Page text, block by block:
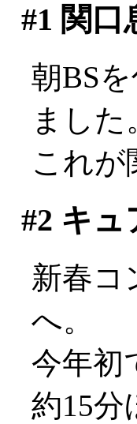
#1 関口
朝BS
ました
これが
#2 キュ
新春コ
へ。
今年初
約15分